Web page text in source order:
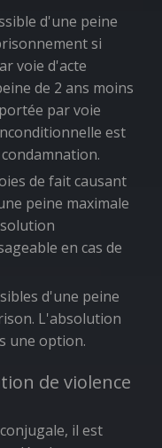
d'une peine
si
voie d'acte
de 2 ans moins
par voie
est
de fait causant
peine maximale
en cas de
d'une peine
L'absolution
une option.
de violence
il est